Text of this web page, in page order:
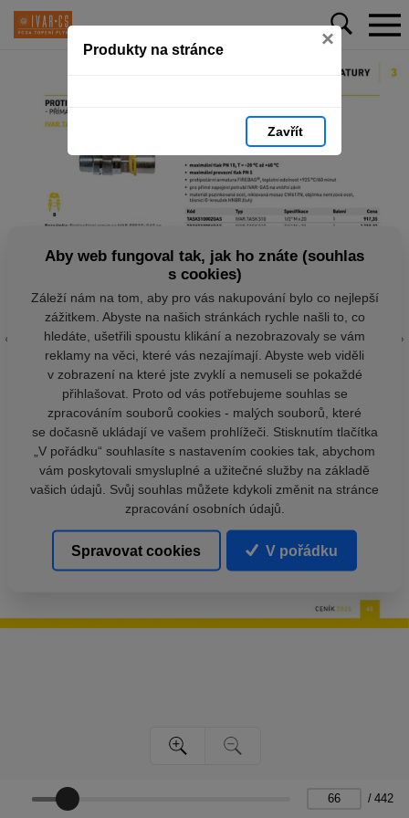
Produkty na stránce ×
Zavřít
/ 442
Aby web fungoval tak, jak ho znáte (souhlas
s cookies)
Záleží nám na tom, aby pro vás nakupování bylo co nejlepší
zážitkem. Abyste na našich stránkách rychle našli to, co
hledáte, ušetřili spoustu klikání a nezobrazovaly se vám
reklamy na věci, které vás nezajímají. Abyste web viděli
v zobrazení na které jste zvyklí a nemuseli se pokaždé
přihlašovat. Proto od vás potřebujeme souhlas se
zpracováním souborů cookies - malých souborů, které
se dočasně ukládají ve vašem prohlížeči. Stisknutím tlačítka
„V pořádku“ souhlasíte s nastavením cookies tak, abychom
vám poskytovali smysluplné a užitečné služby na základě
vašich údajů. Svůj souhlas můžete kdykoli změnit na stránce
zpracování osobních údajů.
Spravovat cookies V pořádku